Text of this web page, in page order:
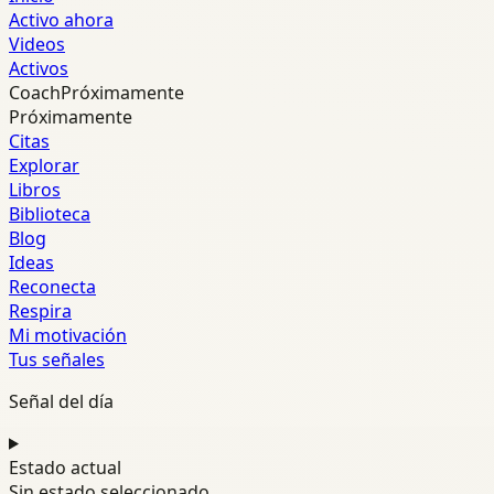
Activo ahora
Videos
Activos
CoachPróximamente
Próximamente
Citas
Explorar
Libros
Biblioteca
Blog
Ideas
Reconecta
Respira
Mi motivación
Tus señales
Señal del día
Estado actual